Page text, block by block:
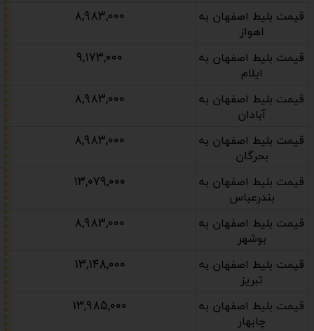
قیمت بلیط اصفهان به
اهواز
۸,۹۸۳,۰۰۰
قیمت بلیط اصفهان به
ایلام
۹,۱۷۳,۰۰۰
قیمت بلیط اصفهان به
آبادان
۸,۹۸۳,۰۰۰
قیمت بلیط اصفهان به
بحرگان
۸,۹۸۳,۰۰۰
قیمت بلیط اصفهان به
بندرعباس
۱۳,۰۷۹,۰۰۰
قیمت بلیط اصفهان به
بوشهر
۸,۹۸۳,۰۰۰
قیمت بلیط اصفهان به
تبریز
۱۳,۱۴۸,۰۰۰
قیمت بلیط اصفهان به
چابهار
۱۳,۹۸۵,۰۰۰